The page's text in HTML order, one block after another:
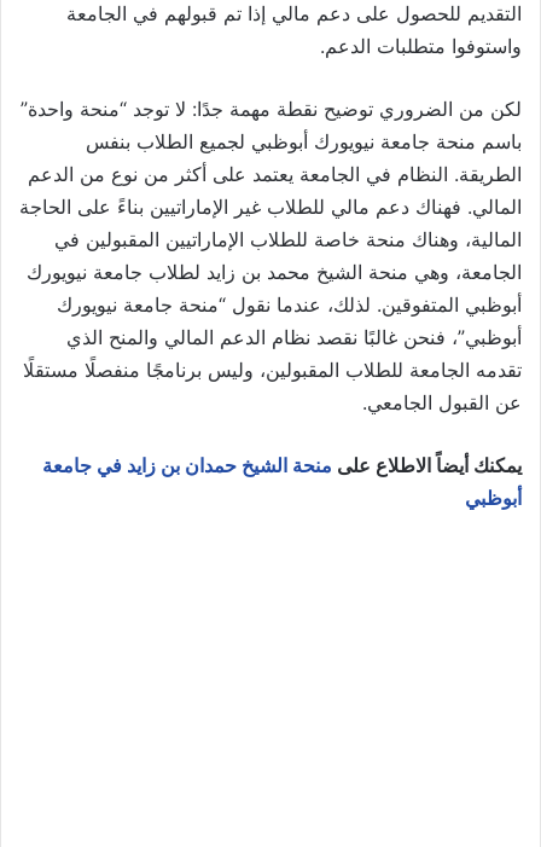
التقديم للحصول على دعم مالي إذا تم قبولهم في الجامعة
واستوفوا متطلبات الدعم.
لكن من الضروري توضيح نقطة مهمة جدًا: لا توجد “منحة واحدة”
باسم منحة جامعة نيويورك أبوظبي لجميع الطلاب بنفس
الطريقة. النظام في الجامعة يعتمد على أكثر من نوع من الدعم
المالي. فهناك دعم مالي للطلاب غير الإماراتيين بناءً على الحاجة
المالية، وهناك منحة خاصة للطلاب الإماراتيين المقبولين في
الجامعة، وهي منحة الشيخ محمد بن زايد لطلاب جامعة نيويورك
أبوظبي المتفوقين. لذلك، عندما نقول “منحة جامعة نيويورك
أبوظبي”، فنحن غالبًا نقصد نظام الدعم المالي والمنح الذي
تقدمه الجامعة للطلاب المقبولين، وليس برنامجًا منفصلًا مستقلًا
عن القبول الجامعي.
يمكنك أيضاً الاطلاع على منحة الشيخ حمدان بن زايد في جامعة
أبوظبي